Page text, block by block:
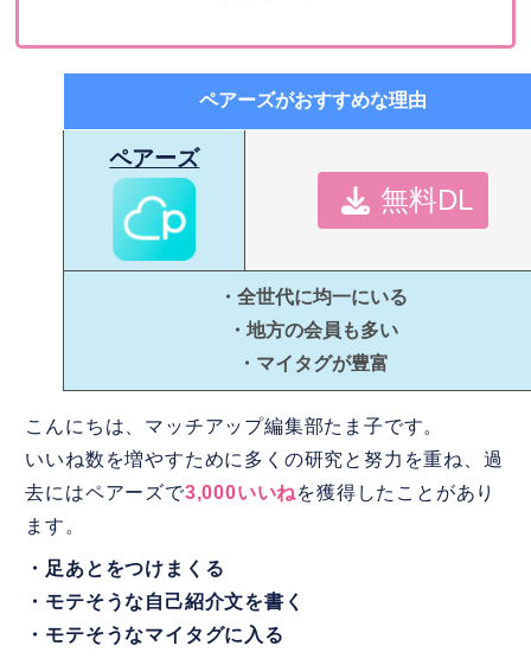
ペアーズがおすすめな理由
ペアーズ
無料DL
・全世代に均一にいる
・地方の会員も多い
・マイタグが豊富
こんにちは、マッチアップ編集部たま子です。
いいね数を増やすために多くの研究と努力を重ね、過
去にはペアーズで3,000いいねを獲得したことがあり
ます。
・足あとをつけまくる
・モテそうな自己紹介文を書く
・モテそうなマイタグに入る